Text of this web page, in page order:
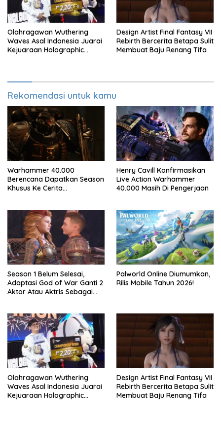
Olahragawan Wuthering
Waves Asal Indonesia Juarai
Kejuaraan Holographic
Design Artist Final Fantasy VII
Rebirth Bercerita Betapa Sulit
Membuat Baju Renang Tifa
Rekomendasi untuk kamu
Warhammer 40.000
Berencana Dapatkan Season
Khusus Ke Cerita
Henry Cavill Konfirmasikan
Live Action Warhammer
40.000 Masih Di Pengerjaan
Season 1 Belum Selesai,
Adaptasi God of War Ganti 2
Aktor Atau Aktris Sebagai
Palworld Online Diumumkan,
Rilis Mobile Tahun 2026!
Olahragawan Wuthering
Waves Asal Indonesia Juarai
Kejuaraan Holographic
Design Artist Final Fantasy VII
Rebirth Bercerita Betapa Sulit
Membuat Baju Renang Tifa